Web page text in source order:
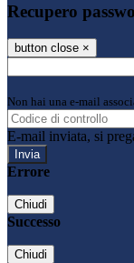
Recupero
button close ×
Non hai una e-mail
E-mail inviata, si
Errore
Chiudi
Successo
Chiudi